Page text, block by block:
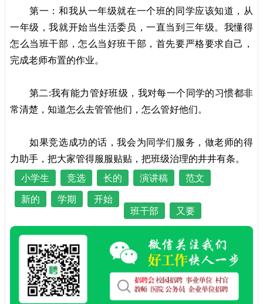
第一：和我从一年级就在一个班的同学应该知道，从
一年级，我就开始当生活委员，一直当到三年级。我懂得
怎么当班干部，怎么当好班干部，首先要严格要求自己，
完成老师布置的作业。
第二:我有能力管好班级，我对每一个同学的习惯都非
常清楚，知道怎么去管管他们，怎么管好他们。
如果竞选成功的话，我会为同学们服务，做老师的得
力助手，把大家管得服服贴贴，把班级治理的井井有条。
小学生
竞选 长的 演讲稿 范文
新的 学期
开始
班干部
又要